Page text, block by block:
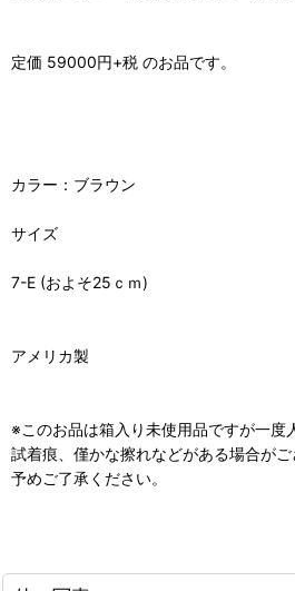
定価 59000円+税 のお品です。
カラー：ブラウン
サイズ
7-E (およそ25ｃｍ)
アメリカ製
※このお品は箱入り未使用品ですが一度
試着痕、僅かな擦れなどがある場合がご
予めご了承ください。